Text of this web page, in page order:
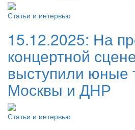
Статьи и интервью
15.12.2025: На
концертной
выступили юные
Москвы и ДНР
Статьи и интервью